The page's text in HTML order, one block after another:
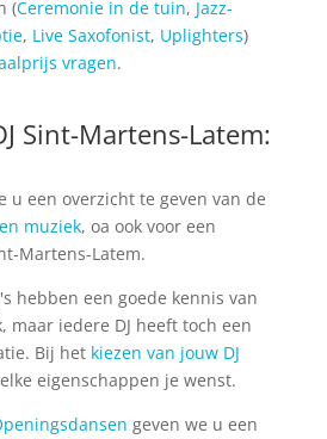
(Ceremonie in de tuin, Jazz-
, Live Saxofonist, Uplighters)
vragen.
Sint-Martens-Latem:
u een overzicht te geven van de
muziek, oa ook voor een
Martens-Latem.
hebben een goede kennis van
maar iedere DJ heeft toch een
Bij het kiezen van jouw DJ
eigenschappen je wenst.
geven we u een